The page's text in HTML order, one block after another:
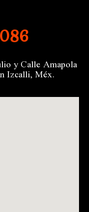
y Calle Amapola
Izcalli, Méx.